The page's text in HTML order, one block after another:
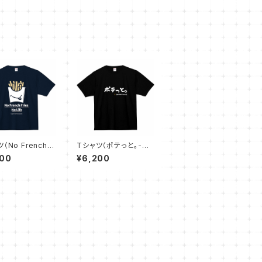
（No French F
Life - ネイビ
Tシャツ（ポテっと。-
黒）
¥6,200